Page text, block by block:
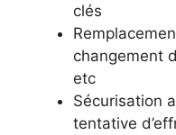
clés
changement
etc
Sécurisation
tentative